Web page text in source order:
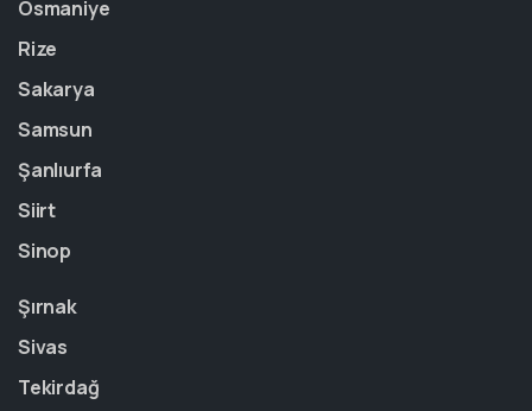
Osmaniye
Rize
Sakarya
Samsun
Şanlıurfa
Siirt
Sinop
Şırnak
Sivas
Tekirdağ